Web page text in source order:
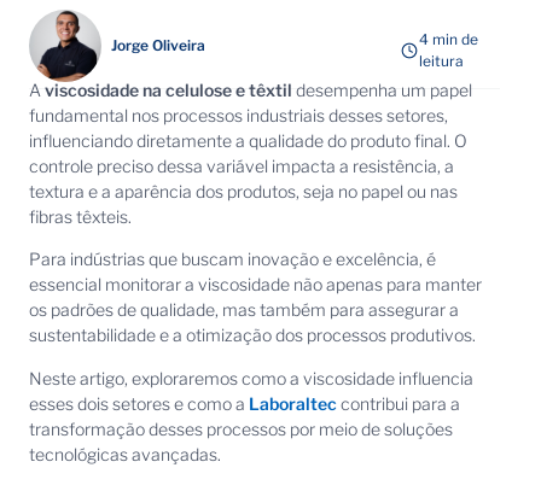
Jorge Oliveira
4 min de
leitura
A viscosidade na celulose e têxtil desempenha um papel
fundamental nos processos industriais desses setores,
influenciando diretamente a qualidade do produto final. O
controle preciso dessa variável impacta a resistência, a
textura e a aparência dos produtos, seja no papel ou nas
fibras têxteis.
Para indústrias que buscam inovação e excelência, é
essencial monitorar a viscosidade não apenas para manter
os padrões de qualidade, mas também para assegurar a
sustentabilidade e a otimização dos processos produtivos.
Neste artigo, exploraremos como a viscosidade influencia
esses dois setores e como a Laboralteccontribui para a
transformação desses processos por meio de soluções
tecnológicas avançadas.